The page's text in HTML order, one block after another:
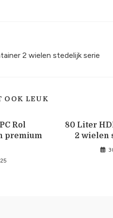
2 wielen stedelijk serie
OOK LEUK
Rol
premium
80 Liter
2 wielen